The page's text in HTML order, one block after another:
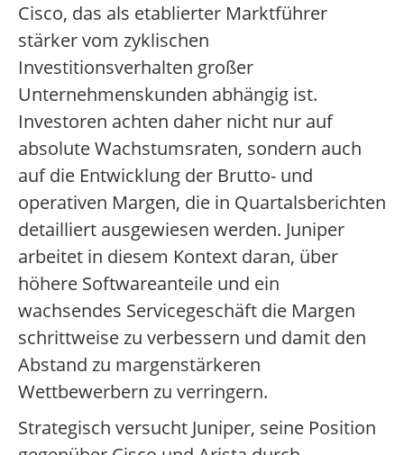
Cisco, das als etablierter Marktführer
stärker vom zyklischen
Investitionsverhalten großer
Unternehmenskunden abhängig ist.
Investoren achten daher nicht nur auf
absolute Wachstumsraten, sondern auch
auf die Entwicklung der Brutto- und
operativen Margen, die in Quartalsberichten
detailliert ausgewiesen werden. Juniper
arbeitet in diesem Kontext daran, über
höhere Softwareanteile und ein
wachsendes Servicegeschäft die Margen
schrittweise zu verbessern und damit den
Abstand zu margenstärkeren
Wettbewerbern zu verringern.
Strategisch versucht Juniper, seine Position